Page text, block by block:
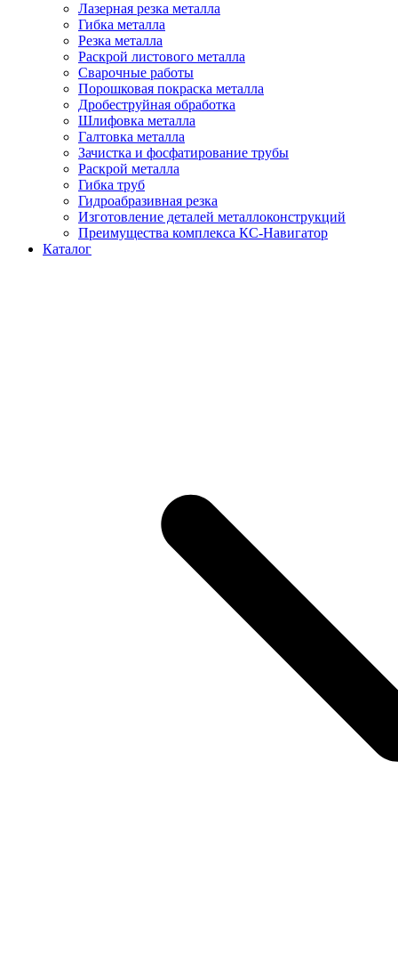
Лазерная резка металла
Гибка металла
Резка металла
Раскрой листового металла
Сварочные работы
Порошковая покраска металла
Дробеструйная обработка
Шлифовка металла
Галтовка металла
Зачистка и фосфатирование трубы
Раскрой металла
Гибка труб
Гидроабразивная резка
Изготовление деталей металлоконструкций
Преимущества комплекса КС-Навигатор
Каталог